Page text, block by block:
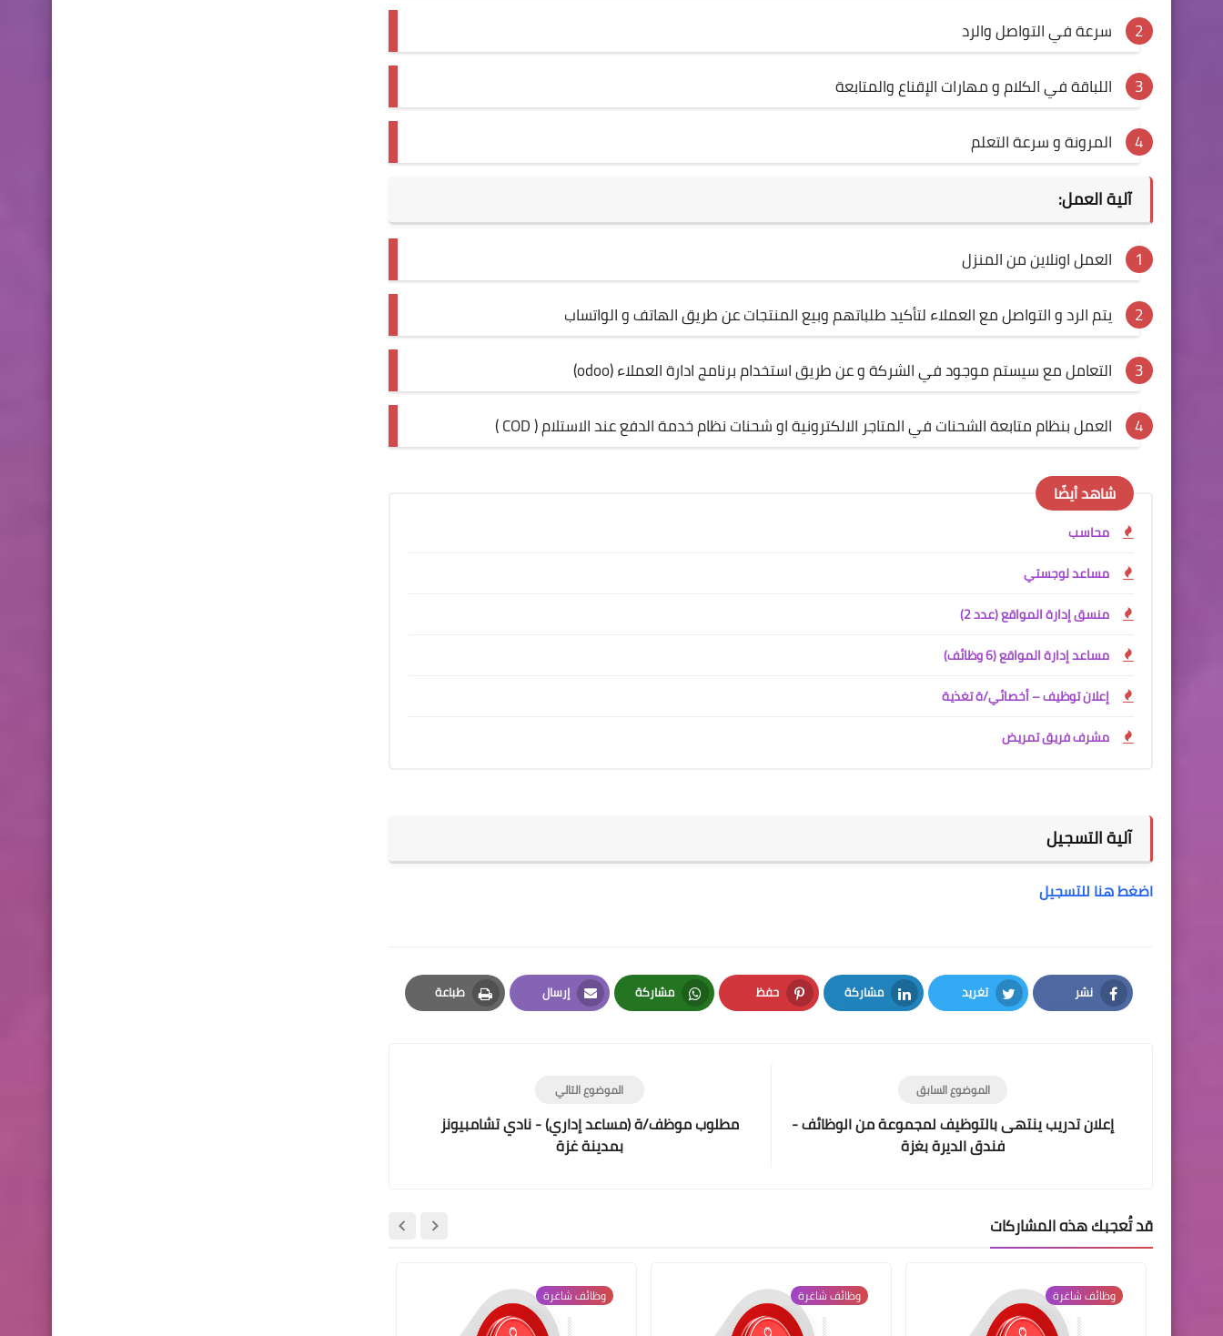
سرعة في التواصل والرد
اللباقة في الكلام و مهارات الإقناع والمتابعة
المرونة و سرعة التعلم
آلية العمل:
العمل اونلاين من المنزل
يتم الرد و التواصل مع العملاء لتأكيد طلباتهم وبيع المنتجات عن طريق الهاتف و الواتساب
التعامل مع سيستم موجود في الشركة و عن طريق استخدام برنامج ادارة العملاء (odoo)
العمل بنظام متابعة الشحنات في المتاجر الالكترونية او شحنات نظام خدمة الدفع عند الاستلام ( COD )
شاهد أيضًا
محاسب
مساعد لوجستي
منسق إدارة المواقع (عدد 2)
مساعد إدارة المواقع (6 وظائف)
إعلان توظيف – أخصائي/ة تغذية
مشرف فريق تمريض
آلية التسجيل
اضغط هنا للتسجيل
نشر
Facebook
تغريد
Twitter
مشاركة
LinkedIn
حفظ
Pinterest
مشاركة
Whatsapp
إرسال
Email
طباعة
Print
الموضوع التالي
مطلوب موظف/ة (مساعد إداري) - نادي تشامبيونز
بمدينة غزة
الموضوع السابق
إعلان تدريب ينتهى بالتوظيف لمجموعة من الوظائف -
فندق الديرة بغزة
قد تُعجبك هذه المشاركات
وظائف شاغرة وظائف شاغرة وظائف شاغرة